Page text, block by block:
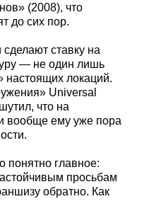
(2008), что
до сих пор.
ставку на
— не один лишь
настоящих локаций.
Universal
что на
вообще ему уже пора
понятно главное:
просьбам
обратно. Как